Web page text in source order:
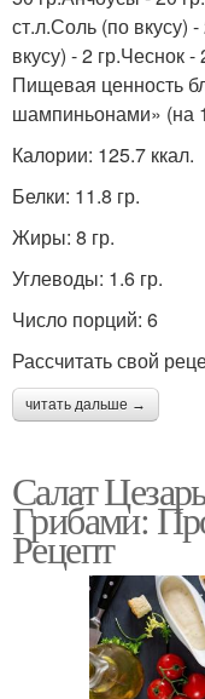
ст.л.Соль (по вкусу)
вкусу) - 2 гр.Чеснок -
Пищевая ценность
шампиньонами» (на
Калории: 125.7 ккал.
Белки: 11.8 гр.
Жиры: 8 гр.
Углеводы: 1.6 гр.
Число порций: 6
Рассчитать свой
читать дальше →
Салат
Грибами:
Рецепт